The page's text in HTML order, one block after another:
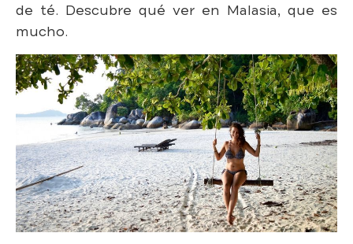
de té. Descubre qué ver en Malasia, que es
mucho.